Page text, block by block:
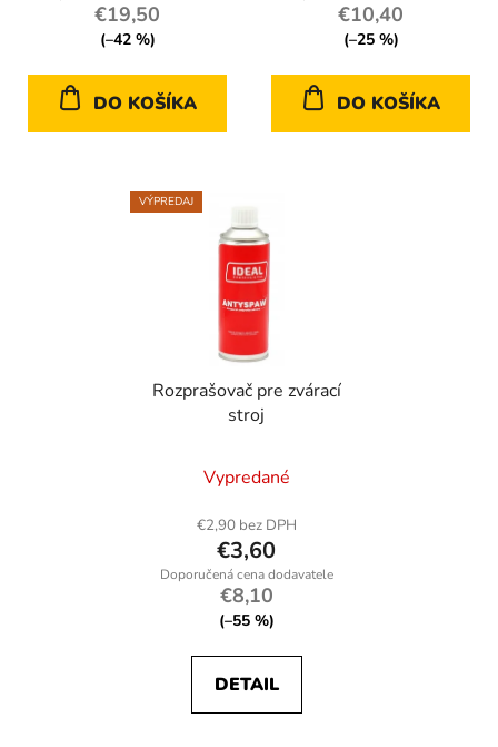
€19,50
(–42 %)
DO KOŠÍKA
€10,40
(–25 %)
DO KOŠÍKA
VÝPREDAJ
Rozprašovač pre zvárací
stroj
Vypredané
€2,90 bez DPH
€3,60
€8,10
(–55 %)
DETAIL